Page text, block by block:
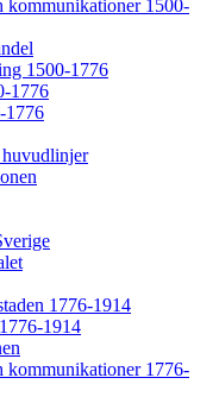
kommunikationer 1500-
1500-1776
1776
1776
huvudlinjer
1776-1914
1914
kommunikationer 1776-